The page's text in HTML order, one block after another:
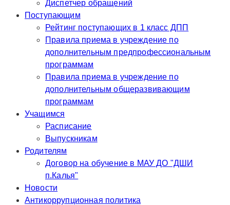
Диспетчер обращений
Поступающим
Рейтинг поступающих в 1 класс ДПП
Правила приема в учреждение по
дополнительным предпрофессиональным
программам
Правила приема в учреждение по
дополнительным общеразвивающим
программам
Учащимся
Расписание
Выпускникам
Родителям
Договор на обучение в МАУ ДО "ДШИ
п.Калья"
Новости
Антикоррупционная политика